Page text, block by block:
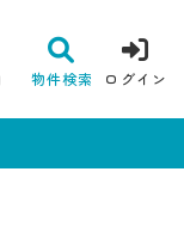
物件検索 ログイン